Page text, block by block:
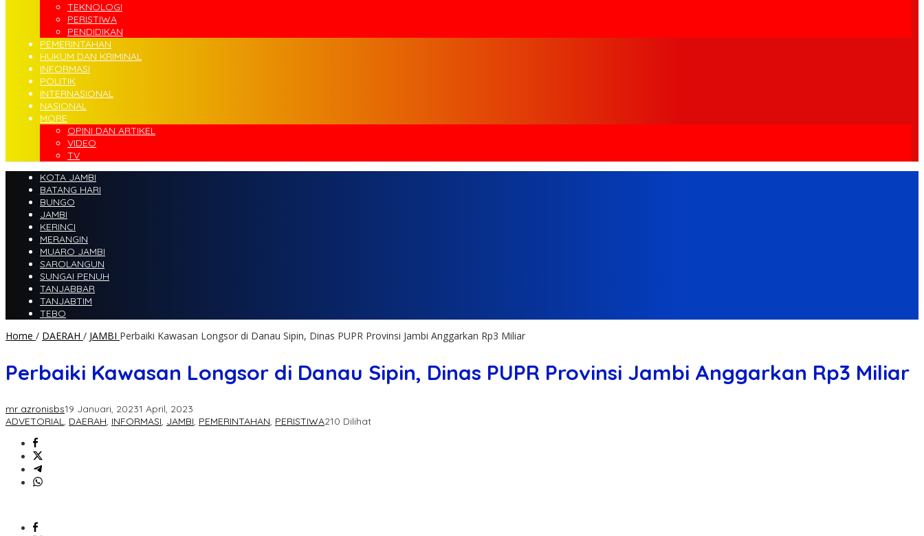
TEKNOLOGI
PERISTIWA
PENDIDIKAN
PEMERINTAHAN
HUKUM DAN KRIMINAL
INFORMASI
POLITIK
INTERNASIONAL
NASIONAL
MORE
OPINI DAN ARTIKEL
VIDEO
TV
KOTA JAMBI
BATANG HARI
BUNGO
JAMBI
KERINCI
MERANGIN
MUARO JAMBI
SAROLANGUN
SUNGAI PENUH
TANJABBAR
TANJABTIM
TEBO
Home / DAERAH / JAMBI Perbaiki Kawasan Longsor di Danau Sipin, Dinas PUPR Provinsi Jambi Anggarkan Rp3 Miliar
Perbaiki Kawasan Longsor di Danau Sipin, Dinas PUPR Provinsi Jambi Anggarkan Rp3 Miliar
mr azronisbs19 Januari, 20231 April, 2023
ADVETORIAL, DAERAH, INFORMASI, JAMBI, PEMERINTAHAN, PERISTIWA210 Dilihat